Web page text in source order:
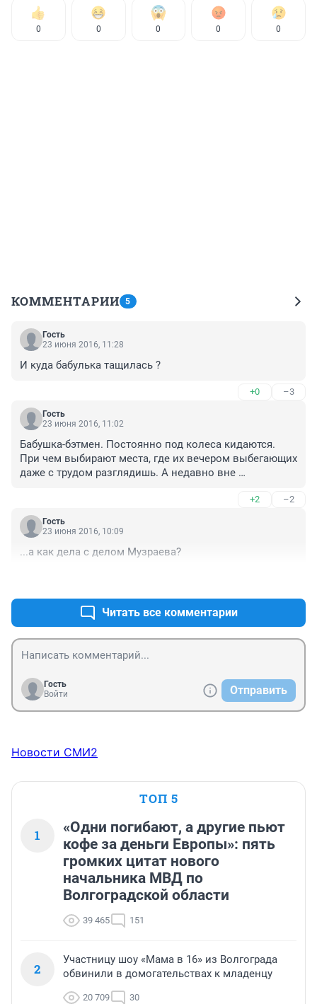
0 0 0 0 0
КОММЕНТАРИИ 5
Гость
23 июня 2016, 11:28
И куда бабулька тащилась ?
+0 –3
Гость
23 июня 2016, 11:02
Бабушка-бэтмен. Постоянно под колеса кидаются.
При чем выбирают места, где их вечером выбегающих
даже с трудом разглядишь. А недавно вне
сумок так одна выискивала момент перебежать - а
там движение какое!!! Вот не может 20 метров до
перехода дойти. Понимаю, старенькие, тяжело. НО!!! А
не читают инет, но давайте объясним им сами, что так
+2 –2
Гость
23 июня 2016, 10:09
...а как дела с делoм Музраева?
Читать все комментарии
Гость
Войти
Отправить
Новости СМИ2
ТОП 5
1
«Одни погибают, а другие пьют
кофе за деньги Европы»: пять
громких цитат нового
начальника МВД по
Волгоградской области
39 465 151
2
Участницу шоу «Мама в 16» из Волгограда
обвинили в домогательствах к младенцу
20 709 30